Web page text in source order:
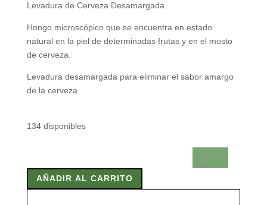
Levadura de Cerveza Desamargada.
Hongo microscópico que se encuentra en estado
natural en la piel de determinadas frutas y en el mosto
de cerveza.
Levadura desamargada para eliminar el sabor amargo
de la cerveza.
134 disponibles
CERVEZA
DESAMARGADA
AÑADIR AL CARRITO